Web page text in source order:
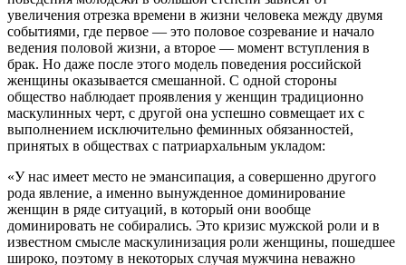
увеличения отрезка времени в жизни человека между двумя
событиями, где первое — это половое созревание и начало
ведения половой жизни, а второе — момент вступления в
брак. Но даже после этого модель поведения российской
женщины оказывается смешанной. С одной стороны
общество наблюдает проявления у женщин традиционно
маскулинных черт, с другой она успешно совмещает их с
выполнением исключительно феминных обязанностей,
принятых в обществах с патриархальным укладом:
«У нас имеет место не эмансипация, а совершенно другого
рода явление, а именно вынужденное доминирование
женщин в ряде ситуаций, в который они вообще
доминировать не собирались. Это кризис мужской роли и в
известном смысле маскулинизация роли женщины, пошедшее
широко, поэтому в некоторых случая мужчина неважно